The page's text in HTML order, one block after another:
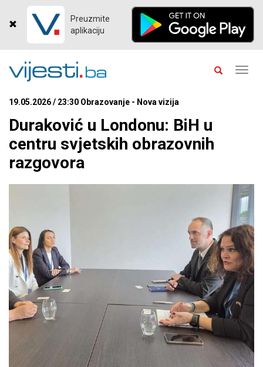
Preuzmite
aplikaciju
19.05.2026 / 23:30 Obrazovanje - Nova vizija
Duraković u Londonu: BiH u
centru svjetskih obrazovnih
razgovora